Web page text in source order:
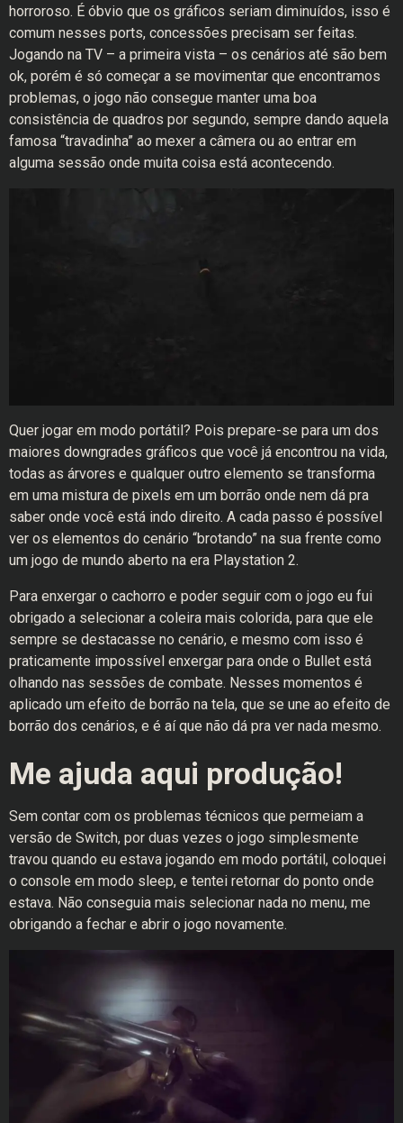
horroroso. É óbvio que os gráficos seriam diminuídos, isso é
comum nesses ports, concessões precisam ser feitas.
Jogando na TV – a primeira vista – os cenários até são bem
ok, porém é só começar a se movimentar que encontramos
problemas, o jogo não consegue manter uma boa
consistência de quadros por segundo, sempre dando aquela
famosa “travadinha” ao mexer a câmera ou ao entrar em
alguma sessão onde muita coisa está acontecendo.
Quer jogar em modo portátil? Pois prepare-se para um dos
maiores downgrades gráficos que você já encontrou na vida,
todas as árvores e qualquer outro elemento se transforma
em uma mistura de pixels em um borrão onde nem dá pra
saber onde você está indo direito. A cada passo é possível
ver os elementos do cenário “brotando” na sua frente como
um jogo de mundo aberto na era Playstation 2.
Para enxergar o cachorro e poder seguir com o jogo eu fui
obrigado a selecionar a coleira mais colorida, para que ele
sempre se destacasse no cenário, e mesmo com isso é
praticamente impossível enxergar para onde o Bullet está
olhando nas sessões de combate. Nesses momentos é
aplicado um efeito de borrão na tela, que se une ao efeito de
borrão dos cenários, e é aí que não dá pra ver nada mesmo.
Me ajuda aqui produção!
Sem contar com os problemas técnicos que permeiam a
versão de Switch, por duas vezes o jogo simplesmente
travou quando eu estava jogando em modo portátil, coloquei
o console em modo sleep, e tentei retornar do ponto onde
estava. Não conseguia mais selecionar nada no menu, me
obrigando a fechar e abrir o jogo novamente.